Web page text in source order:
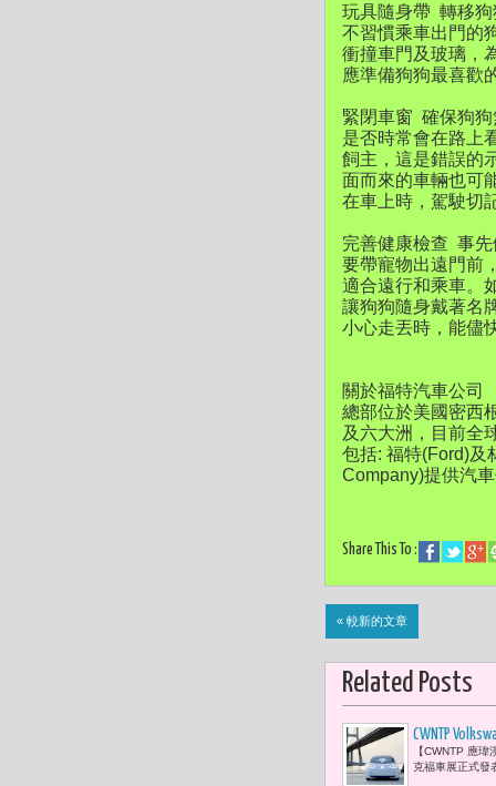
玩具隨身帶 轉移
不習慣乘車出門的
衝撞車門及玻璃，
應準備狗狗最喜歡
緊閉車窗 確保狗
是否時常會在路上
飼主，這是錯誤的
面而來的車輛也可
在車上時，駕駛切
完善健康檢查 事
要帶寵物出遠門前
適合遠行和乘車。
讓狗狗隨身戴著名
小心走丟時，能儘
關於福特汽車公司
總部位於美國密西
及六大洲，目前全
包括: 福特(Ford)及
Company)提供汽
Share This To :
« 較新的文章
Related Posts
CWNTP
【CWNTP 應
克福車展正式發